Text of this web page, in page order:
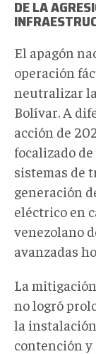
DE LA
El apagón
operación
neutralizar
Bolívar. A
acción de
focalizado
sistemas de
generación
eléctrico en
venezolano
avanzadas
La
no logró
la
contención